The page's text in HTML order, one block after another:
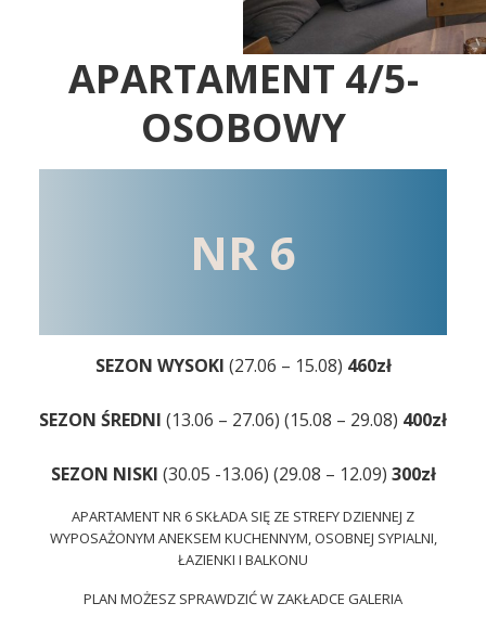
APARTAMENT 4/5-
OSOBOWY
NR 6
SEZON WYSOKI (27.06 – 15.08) 460zł
SEZON ŚREDNI (13.06 – 27.06) (15.08 – 29.08) 400zł
SEZON NISKI (30.05 -13.06) (29.08 – 12.09) 300zł
APARTAMENT NR 6 SKŁADA SIĘ ZE STREFY DZIENNEJ Z
WYPOSAŻONYM ANEKSEM KUCHENNYM, OSOBNEJ SYPIALNI,
ŁAZIENKI I BALKONU
PLAN MOŻESZ SPRAWDZIĆ W ZAKŁADCE GALERIA